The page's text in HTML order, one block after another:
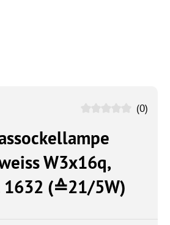
(0)
W3x16q,
1632 (≙21/5W)